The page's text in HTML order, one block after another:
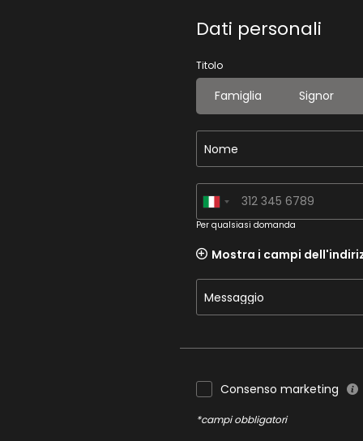
Dati personali
Titolo
Famiglia Signor
Nome
Per qualsiasi domanda
Mostra i campi
Messaggio
Consenso marketing
*campi obbligatori